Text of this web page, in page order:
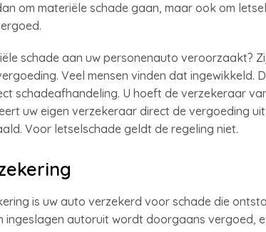
om materiële schade gaan, maar ook om
schade aan uw personenauto veroorzaakt?
Veel mensen vinden dat ingewikkeld.
schadeafhandeling. U hoeft de verzekeraar
uw eigen verzekeraar direct de vergoeding
Voor letselschade geldt de regeling niet.
is uw auto verzekerd voor schade die
ingeslagen autoruit wordt doorgaans vergoed,